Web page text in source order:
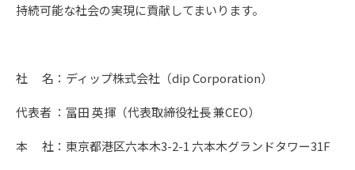
持続可能な社会の実現に貢献してまいります。
社 名：ディップ株式会社（dip Corporation）
代表者 ：冨田 英揮（代表取締役社長 兼CEO）
本 社：東京都港区六本木3-2-1 六本木グランドタワー31F